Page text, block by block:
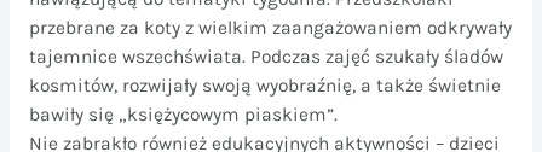
przebrane za koty z wielkim zaangażowaniem odkrywały
tajemnice wszechświata. Podczas zajęć szukały śladów
kosmitów, rozwijały swoją wyobraźnię, a także świetnie
bawiły się „księżycowym piaskiem”.
Nie zabrakło również edukacyjnych aktywności – dzieci